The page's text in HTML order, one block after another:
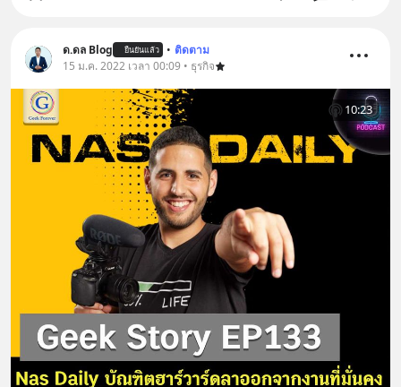
ด.ดล Blog ยืนยันแล้ว • ติดตาม
15 ม.ค. 2022 เวลา 00:09 • ธุรกิจ
10:23